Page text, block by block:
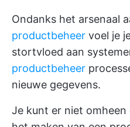
Ondanks het arsenaal
productbeheer voel je
stortvloed aan
productbeheer
nieuwe gegevens.
Je kunt er niet